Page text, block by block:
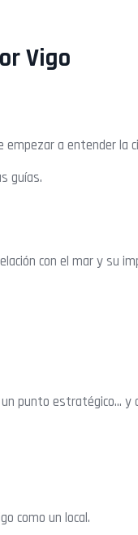
Vigo
a entender la
guías.
con el mar y su
punto estratégico… y
como un local.